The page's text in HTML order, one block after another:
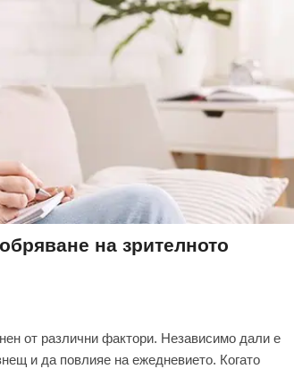
на зрителното
от различни фактори. Независимо дали е
и да повлияе на ежедневието. Когато